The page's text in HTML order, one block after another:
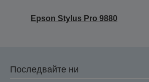
Epson Stylus Pro 9880
Последвайте ни